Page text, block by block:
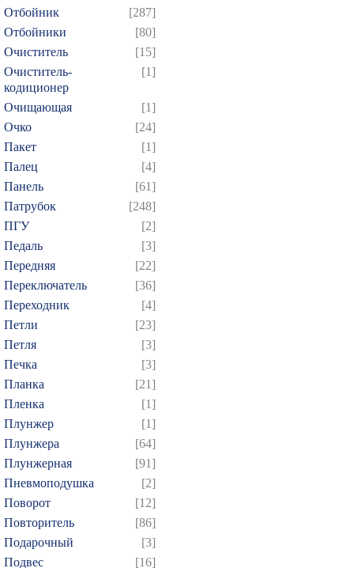
Отбойник
[287]
Отбойники
[80]
Очиститель
[15]
Очиститель-
кодиционер
[1]
Очищающая
[1]
Очко
[24]
Пакет
[1]
Палец
[4]
Панель
[61]
Патрубок
[248]
ПГУ
[2]
Педаль
[3]
Передняя
[22]
Переключатель
[36]
Переходник
[4]
Петли
[23]
Петля
[3]
Печка
[3]
Планка
[21]
Пленка
[1]
Плунжер
[1]
Плунжера
[64]
Плунжерная
[91]
Пневмоподушка
[2]
Поворот
[12]
Повторитель
[86]
Подарочный
[3]
Подвес
[16]